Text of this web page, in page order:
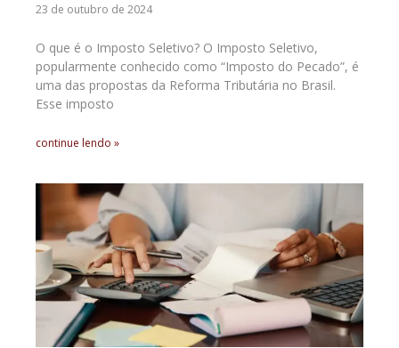
23 de outubro de 2024
O que é o Imposto Seletivo? O Imposto Seletivo,
popularmente conhecido como “Imposto do Pecado”, é
uma das propostas da Reforma Tributária no Brasil.
Esse imposto
continue lendo »